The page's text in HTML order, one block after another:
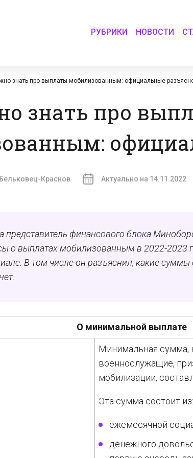
РУБРИКИ НОВОСТИ
знать про выплаты мобилизованным: официальные
знать про
Краснов Актуально на 14.11.2022
представитель финансового блока
о выплатах мобилизованным в 2022-2023
В том числе он разъяснил, какие
О минимальной выплате
Минимальная сумма,
военнослужащие,
мобилизации,
Эта сумма состоит из:
ежемесячной
денежного